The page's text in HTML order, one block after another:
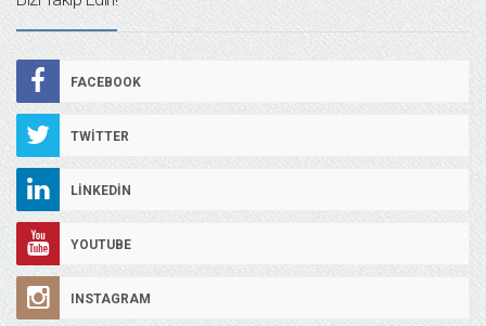
FACEBOOK
TWITTER
LINKEDIN
YOUTUBE
INSTAGRAM